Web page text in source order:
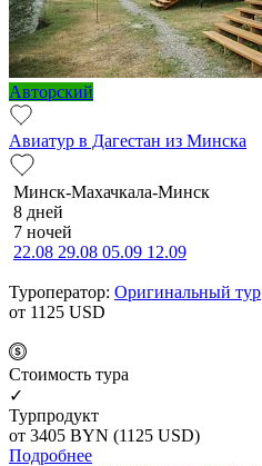
Авторский
Авиатур в Дагестан из Минска
Минск-Махачкала-Минск
8 дней
7 ночей
22.08 29.08 05.09 12.09
Туроператор: Оригинальный тур
от 1125 USD
Cтоимость тура
✓
Турпродукт
от 3405 BYN (1125 USD)
Подробнее